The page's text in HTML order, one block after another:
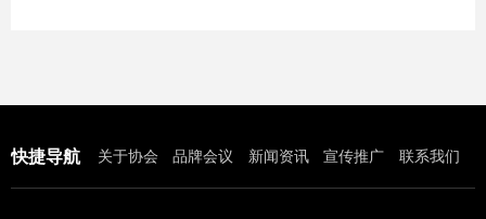
快捷导航 关于协会 品牌会议 新闻资讯 宣传推广 联系我们